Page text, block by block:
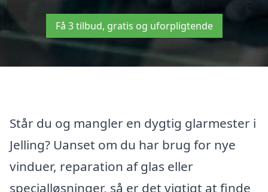
Få 3 tilbud, gratis og uforpligtende
Står du og mangler en dygtig glarmester i
Jelling? Uanset om du har brug for nye
vinduer, reparation af glas eller
specialløsninger, så er det vigtigt at finde